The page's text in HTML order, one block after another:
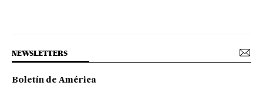
NEWSLETTERS
Boletín de América